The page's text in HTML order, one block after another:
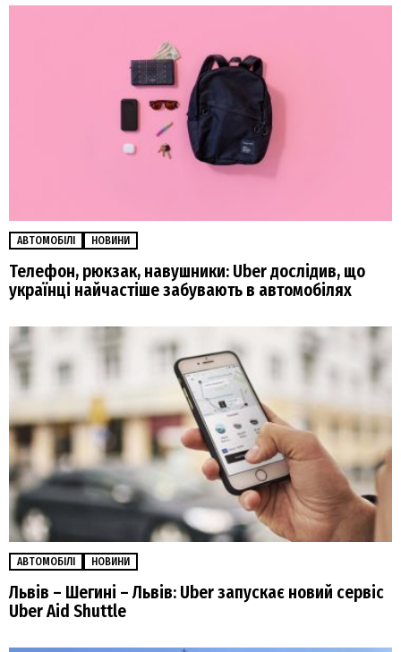
АВТОМОБІЛІ НОВИНИ
Телефон, рюкзак, навушники: Uber дослідив, що
українці найчастіше забувають в автомобілях
АВТОМОБІЛІ НОВИНИ
Львів – Шегині – Львів: Uber запускає новий сервіс
Uber Aid Shuttle